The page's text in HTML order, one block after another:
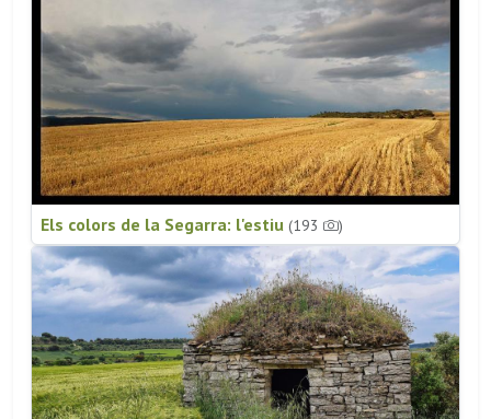
Els colors de la Segarra: l'estiu (193 )